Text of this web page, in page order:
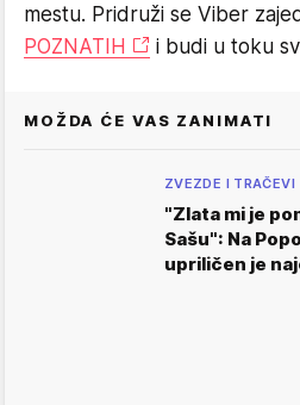
mestu. Pridruži se Viber
POZNATIH
i budi u toku
MOŽDA ĆE VAS ZANIMATI
ZVEZDE I TRAČEVI
"Zlata mi je
Sašu": Na
upriličen je